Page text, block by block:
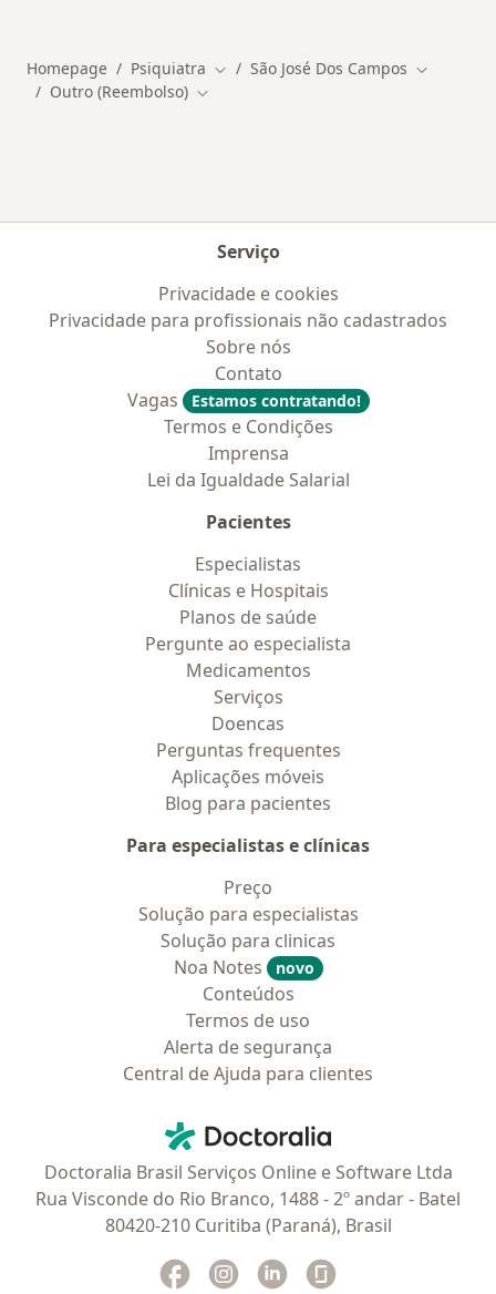
Homepage Psiquiatra Mudar de cidade
São José Dos Campos Mudar de
Outro (Reembolso) Mudar de cidade
Serviço
Privacidade e cookies
Privacidade para profissionais não cadastrados
Sobre nós
Contato
Vagas
Estamos contratando!
Termos e Condições
Imprensa
Lei da Igualdade Salarial
Pacientes
Especialistas
Clínicas e Hospitais
Planos de saúde
Pergunte ao especialista
Medicamentos
Serviços
Doencas
Perguntas frequentes
Aplicações móveis
Blog para pacientes
Para especialistas e clínicas
Preço
Solução para especialistas
Solução para clinicas
Noa Notes
novo
Conteúdos
Termos de uso
Alerta de segurança
Central de Ajuda para clientes
Doctoralia - Homepage
Doctoralia Brasil Serviços Online e Software Ltda
Rua Visconde do Rio Branco, 1488 - 2º andar - Batel
80420-210 Curitiba (Paraná), Brasil
Facebook
abre num novo separador
Instagram
abre num novo separador
Linkedin
abre num novo